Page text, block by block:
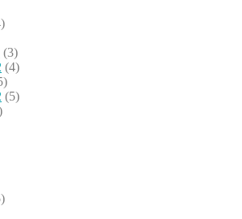
(3)
(4)
(5)